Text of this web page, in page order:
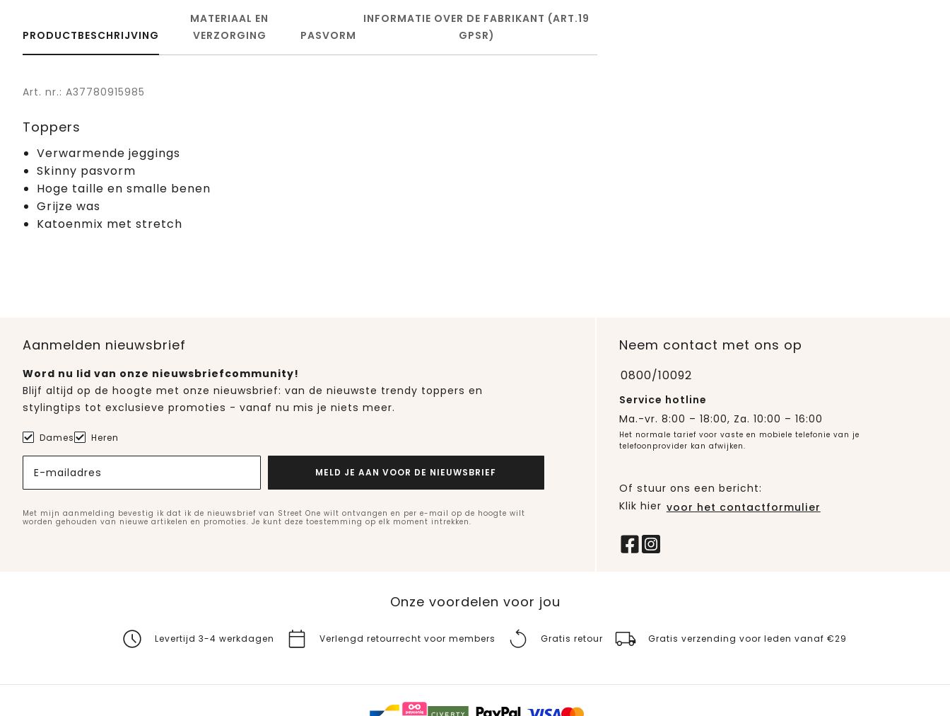
PRODUCTBESCHRIJVING
MATERIAAL EN
VERZORGING
PASVORM
INFORMATIE OVER DE FABRIKANT (ART.19
GPSR)
Art. nr.: A37780915985
Toppers
Verwarmende jeggings
Skinny pasvorm
Hoge taille en smalle benen
Grijze was
Katoenmix met stretch
Aanmelden nieuwsbrief
Word nu lid van onze nieuwsbriefcommunity!
Blijf altijd op de hoogte met onze nieuwsbrief: van de nieuwste trendy toppers en
stylingtips tot exclusieve promoties - vanaf nu mis je niets meer.
Dames Heren
E-mailadres MELD JE AAN VOOR DE NIEUWSBRIEF
Met mijn aanmelding bevestig ik dat ik de nieuwsbrief van Street One wilt ontvangen en per e-mail op de hoogte wilt
worden gehouden van nieuwe artikelen en promoties. Je kunt deze toestemming op elk moment intrekken.
Neem contact met ons op
0800/10092
Service hotline
Ma.-vr. 8:00 – 18:00, Za. 10:00 – 16:00
Het normale tarief voor vaste en mobiele telefonie van je
telefoonprovider kan afwijken.
Of stuur ons een bericht:
Klik hier voor het contactformulier
Onze voordelen voor jou
Levertijd 3-4 werkdagen Verlengd retourrecht voor members Gratis retour Gratis verzending voor leden vanaf €29